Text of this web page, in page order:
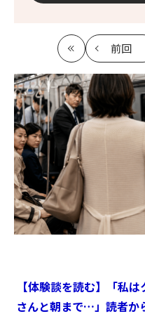
最
初
前回
記
事
へ
【体験談を読む】「私
さんと朝まで…」読者